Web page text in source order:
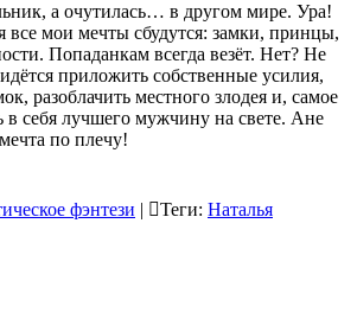
а очутилась… в другом мире. Ура!
все мои мечты сбудутся: замки, принцы,
Попаданкам всегда везёт. Нет? Не
приложить собственные усилия,
разоблачить местного злодея и, самое
себя лучшего мужчину на свете. Ане
по плечу!
фэнтези | Теги: Наталья